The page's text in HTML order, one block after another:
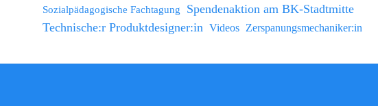
Sozialpädagogische Fachtagung
Spendenaktion am BK-Stadtmitte
Technische:r Produktdesigner:in Videos Zerspanungsmechaniker:in